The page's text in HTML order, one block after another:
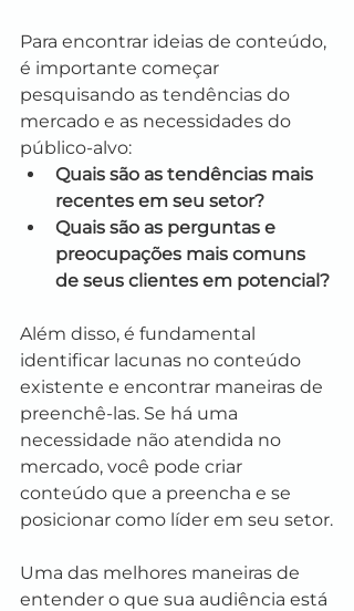
Para encontrar ideias de conteúdo,
é importante começar
pesquisando as tendências do
mercado e as necessidades do
público-alvo:
Quais são as tendências mais
recentes em seu setor?
Quais são as perguntas e
preocupações mais comuns
de seus clientes em potencial?
Além disso, é fundamental
identificar lacunas no conteúdo
existente e encontrar maneiras de
preenchê-las. Se há uma
necessidade não atendida no
mercado, você pode criar
conteúdo que a preencha e se
posicionar como líder em seu setor.
Uma das melhores maneiras de
entender o que sua audiência está